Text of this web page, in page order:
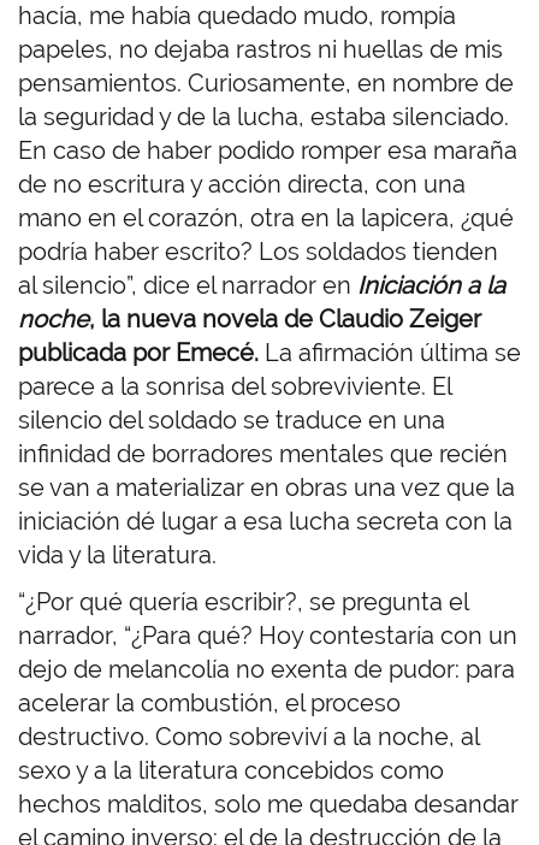
hacía, me había quedado mudo, rompía
papeles, no dejaba rastros ni huellas de mis
pensamientos. Curiosamente, en nombre de
la seguridad y de la lucha, estaba silenciado.
En caso de haber podido romper esa maraña
de no escritura y acción directa, con una
mano en el corazón, otra en la lapicera, ¿qué
podría haber escrito? Los soldados tienden
al silencio”, dice el narrador en Iniciación a la
noche, la nueva novela de Claudio Zeiger
publicada por Emecé. La afirmación última se
parece a la sonrisa del sobreviviente. El
silencio del soldado se traduce en una
infinidad de borradores mentales que recién
se van a materializar en obras una vez que la
iniciación dé lugar a esa lucha secreta con la
vida y la literatura.
“¿Por qué quería escribir?, se pregunta el
narrador, “¿Para qué? Hoy contestaría con un
dejo de melancolía no exenta de pudor: para
acelerar la combustión, el proceso
destructivo. Como sobreviví a la noche, al
sexo y a la literatura concebidos como
hechos malditos, solo me quedaba desandar
el camino inverso: el de la destrucción de la